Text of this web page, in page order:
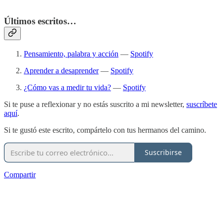
Últimos escritos…
Pensamiento, palabra y acción — Spotify
Aprender a desaprender— Spotify
¿Cómo vas a medir tu vida? — Spotify
Si te puse a reflexionar y no estás suscrito a mi newsletter, suscríbete
aquí.
Si te gustó este escrito, compártelo con tus hermanos del camino.
Suscribirse
Compartir